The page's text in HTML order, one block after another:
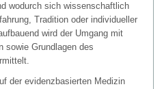
wodurch sich wissenschaftlich
Tradition oder individueller
wird der Umgang mit
sowie Grundlagen des
der evidenzbasierten Medizin